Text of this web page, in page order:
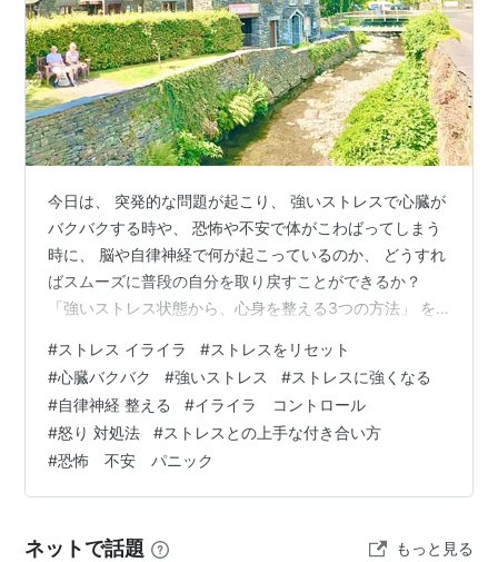
今日は、 突発的な問題が起こり、 強いストレスで心臓が
バクバクする時や、 恐怖や不安で体がこわばってしまう
時に、 脳や自律神経で何が起こっているのか、 どうすれ
ばスムーズに普段の自分を取り戻すことができるか？
「強いストレス状態から、心身を整える3つの方法」 を
る日常の対策3つ」と、 「継続的なストレスが溜まりに
くくする日常の対策3つ」も それぞれご紹介します。 記
事がかなり長くなりましたが、 簡単な方法なので、 ぜひ
参考にしてみてくださいね(^^) 強いストレス状態から、
心身を整える3つの方法 突発的なストレス状況に強くな
る日常の対策3つ…
#ストレス イライラ #ストレスをリセット
#心臓バクバク #強いストレス #ストレスに強くなる
#自律神経 整える #イライラ コントロール
#怒り 対処法 #ストレスとの上手な付き合い方
#恐怖 不安 パニック
ネットで話題 もっと見る